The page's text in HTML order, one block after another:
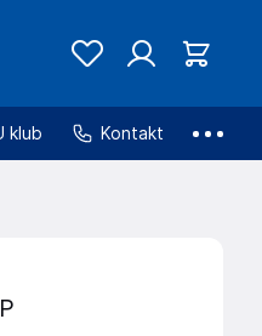
klub Kontakt